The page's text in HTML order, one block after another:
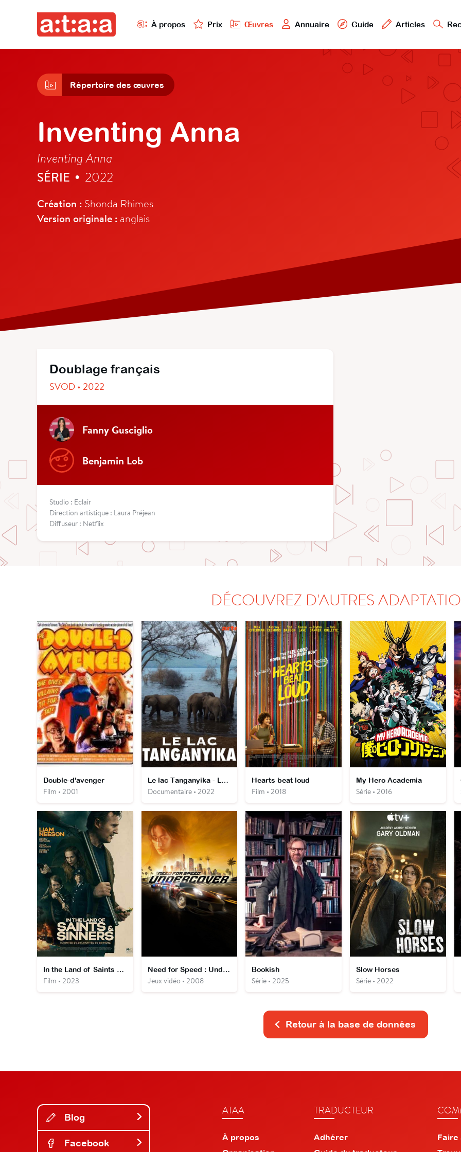
À propos Prix Œuvres Annuaire Guide Articles
Répertoire des œuvres
Inventing Anna
Inventing Anna
SÉRIE • 2022
Création : Shonda Rhimes
Version originale : anglais
Doublage français
SVOD • 2022
Fanny Gusciglio
Benjamin Lob
Studio : Eclair
Direction artistique : Laura Préjean
Diffuseur : Netflix
DÉCOUVREZ D'AUTRES
Double-d'avenger
Film • 2001
Le lac Tanganyika - La source de vie de l'Afrique
Documentaire • 2022
Hearts beat loud
Film • 2018
My Hero Academia
Série • 2016
In the Land of Saints and Sinners
Film • 2023
Need for Speed : Undercover
Jeux vidéo • 2008
Bookish
Série • 2025
Slow Horses
Série • 2022
Retour à la base de données
Blog
Facebook
ATAA
À propos
TRADUCTEUR
Adhérer